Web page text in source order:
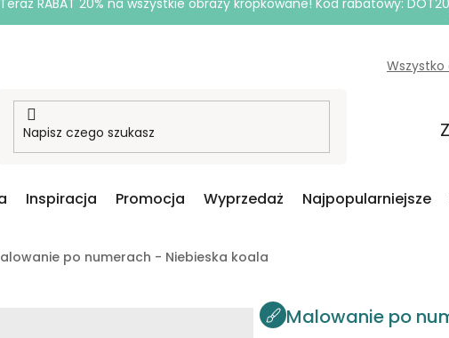
Teraz RABAT 20% na wszystkie obrazy kropkowane! Kod rabatowy: DOT20
Inspiracja Promocja Wyprzedaż Najpopularniejsze
po numerach - Niebieska koala
Malowanie po